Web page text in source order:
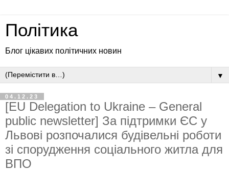
Політика
Блог цікавих політичних новин
▼
04.12.23
[EU Delegation to Ukraine – General
public newsletter] За підтримки ЄС у
Львові розпочалися будівельні роботи
зі спорудження соціального житла для
ВПО